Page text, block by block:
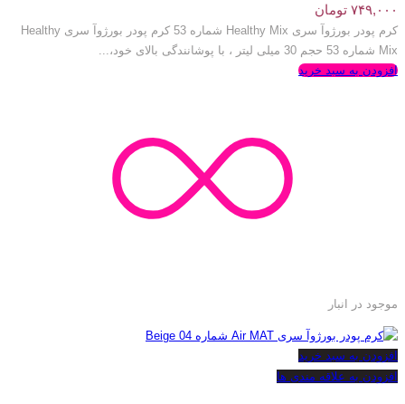
۷۴۹,۰۰۰ تومان
کرم پودر بورژوآ سری Healthy Mix شماره 53 کرم پودر بورژوآ سری Healthy
Mix شماره 53 حجم 30 میلی لیتر ، با پوشانندگی بالای خود،...
افزودن به سبد خرید
موجود در انبار
افزودن به سبد خرید
افزودن به علاقه مندی ها